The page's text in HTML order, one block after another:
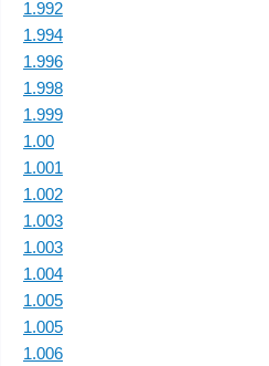
1.992
1.994
1.996
1.998
1.999
1.00
1.001
1.002
1.003
1.003
1.004
1.005
1.005
1.006